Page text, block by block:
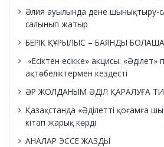
Әлия ауылында дене шынықтыру-
салынып жатыр
БЕРІК ҚҰРЫЛЫС – БАЯНДЫ
«Есіктен есікке» акцисы:
ақтөбеліктермен кездесті
ӘР ЖОЛДАНЫМ ӘДІЛ ҚАРАЛУҒА
Қазақстанда «Әділетті қоғамға
кітап жарық көрді
АНАЛАР ЭССЕ ЖАЗДЫ